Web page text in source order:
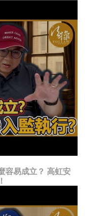
容易成立？ 高虹安